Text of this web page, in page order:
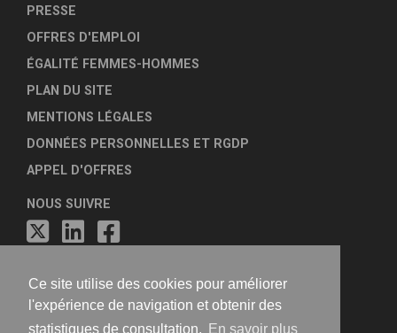
Ce site utilise des cookies pour améliorer
l'expérience de navigation et obtenir des
statistiques de consultation.
En savoir plus
PRESSE
OFFRES D'EMPLOI
ÉGALITÉ FEMMES-HOMMES
PLAN DU SITE
MENTIONS LÉGALES
DONNÉES PERSONNELLES ET RGDP
APPEL D'OFFRES
NOUS SUIVRE